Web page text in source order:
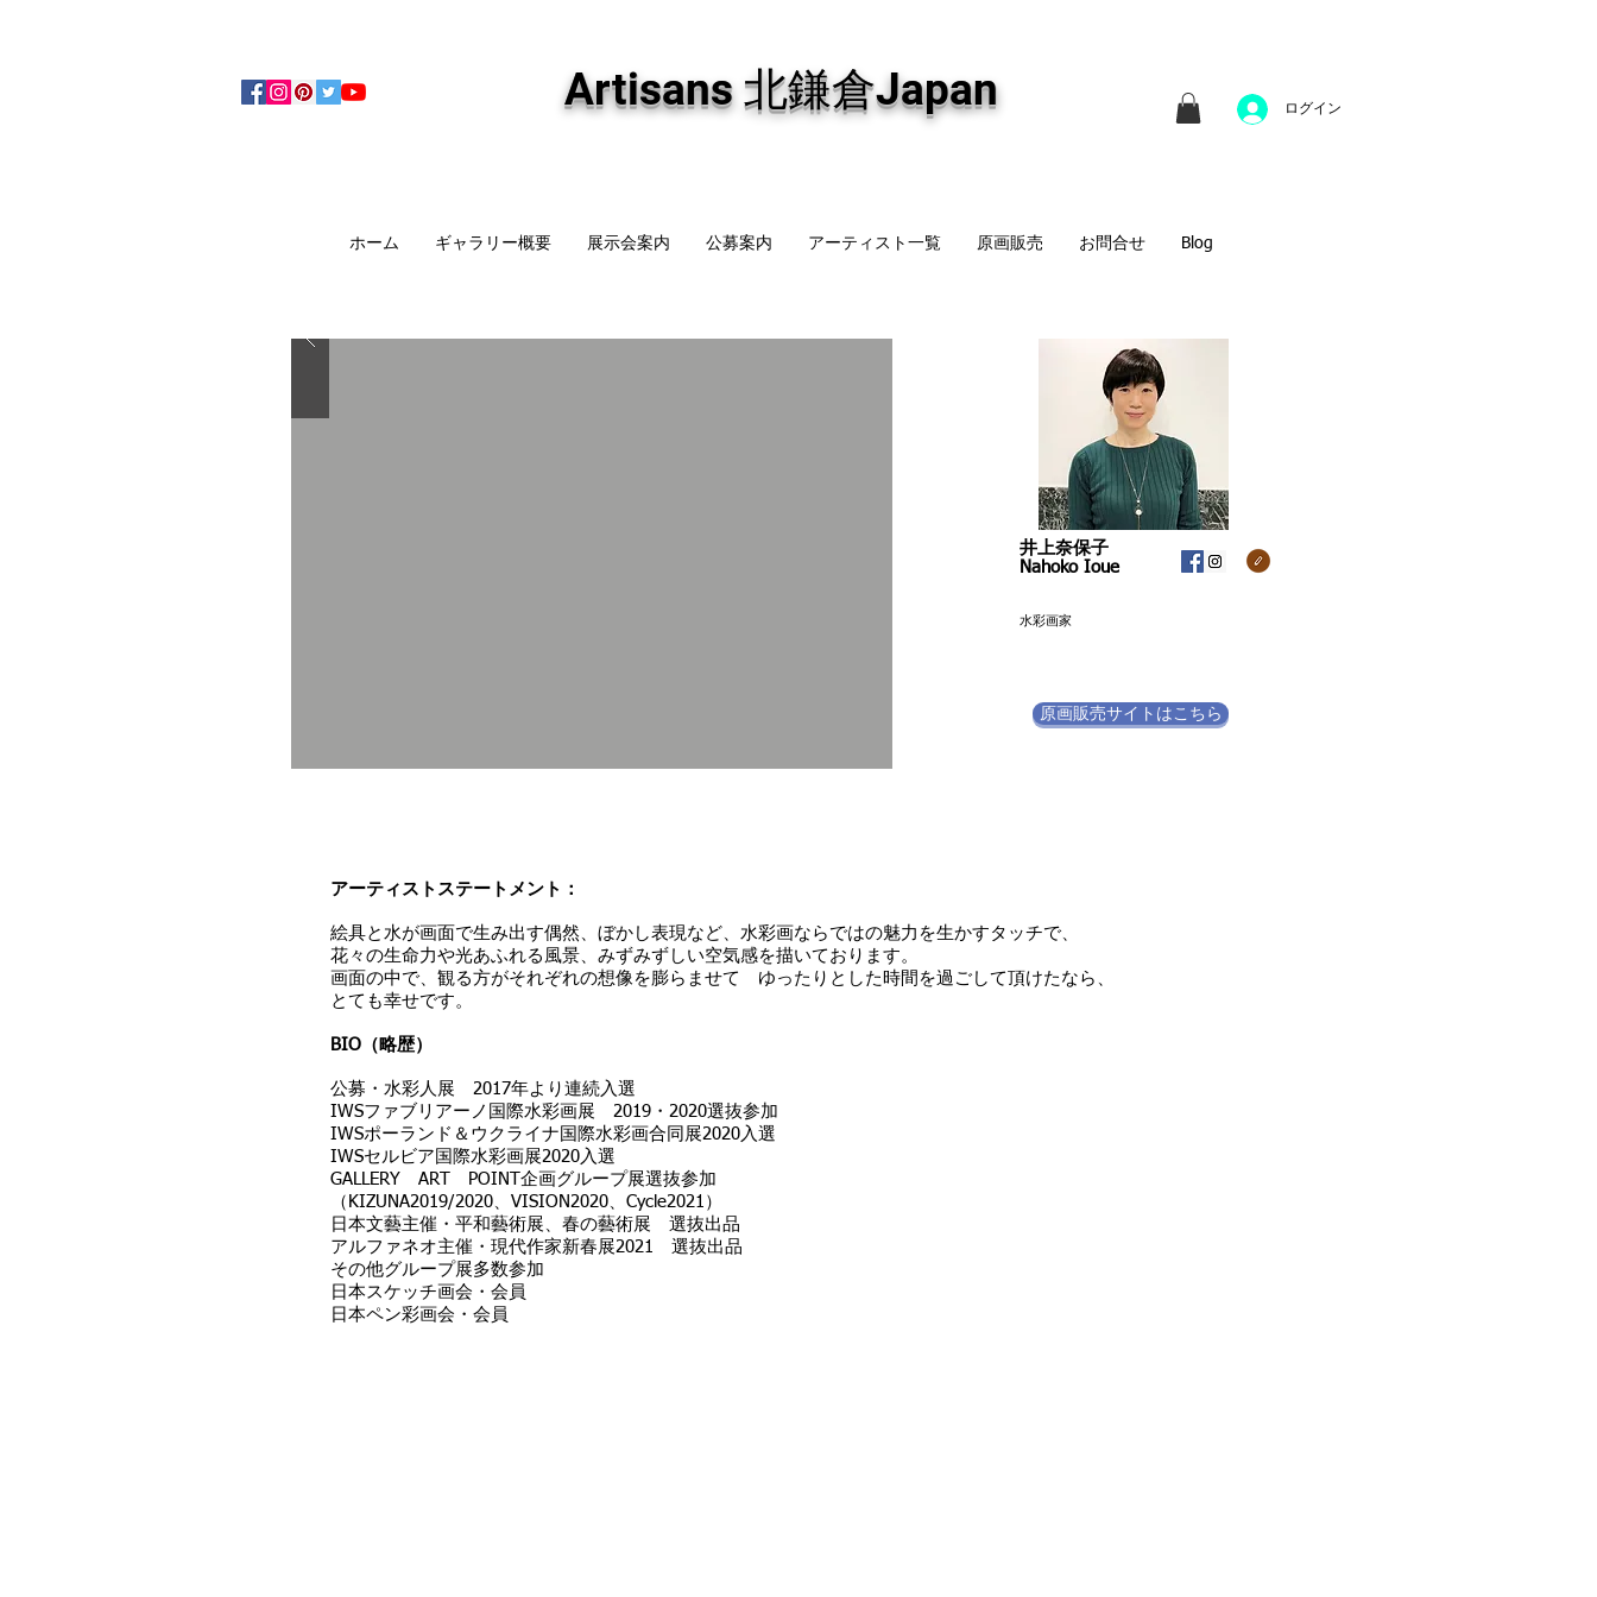
Artisans 北鎌倉Japan ログイン
ホーム ギャラリー概要 展示会案内 公募案内 アーティスト一覧 原画販売 お問合せ Blog
​井上奈保子
Nahoko Ioue
​水彩画家
原画販売サイトはこちら
アーティストステートメント：
絵具と水が画面で生み出す偶然、ぼかし表現など、水彩画ならではの魅力を生かすタッチで、
花々の生命力や光あふれる風景、みずみずしい空気感を描いております。
画面の中で、観る方がそれぞれの想像を膨らませて ゆったりとした時間を過ごして頂けたなら、
とても幸せです。
BIO（略歴）
公募・水彩人展 2017年より連続入選
IWSファブリアーノ国際水彩画展 2019・2020選抜参加
IWSポーランド＆ウクライナ国際水彩画合同展2020入選
IWSセルビア国際水彩画展2020入選
GALLERY ART POINT企画グループ展選抜参加
（KIZUNA2019/2020、VISION2020、Cycle2021）
日本文藝主催・平和藝術展、春の藝術展 選抜出品
アルファネオ主催・現代作家新春展2021 選抜出品
その他グループ展多数参加
日本スケッチ画会・会員
日本ペン彩画会・会員